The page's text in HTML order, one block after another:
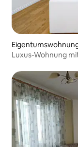
Luxus-Wohnung